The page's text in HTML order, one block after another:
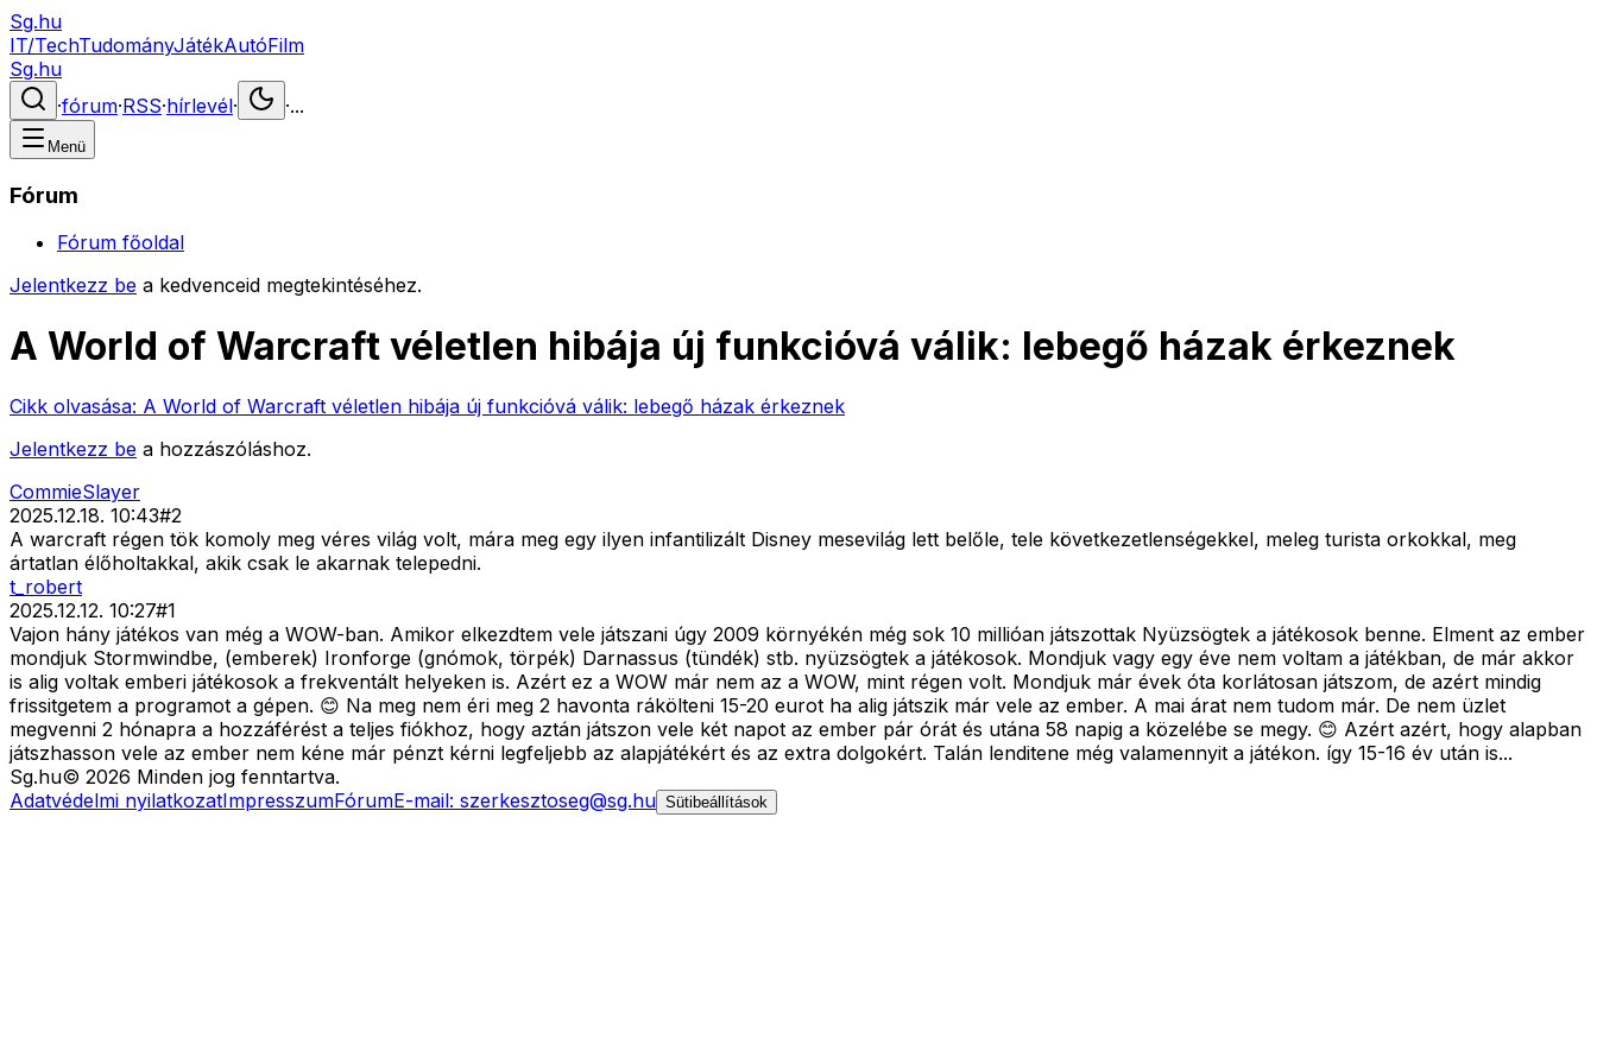
Sg.hu
IT/TechTudományJátékAutóFilm
Sg.hu
·fórum·RSS·hírlevél· ·...
Menü
Fórum
Fórum főoldal
Jelentkezz be a kedvenceid megtekintéséhez.
A World of Warcraft véletlen hibája új funkcióvá válik: lebegő házak érkeznek
Cikk olvasása: A World of Warcraft véletlen hibája új funkcióvá válik: lebegő házak érkeznek
Jelentkezz be a hozzászóláshoz.
CommieSlayer
2025.12.18. 10:43#2
A warcraft régen tök komoly meg véres világ volt, mára meg egy ilyen infantilizált Disney mesevilág lett belőle, tele következetlenségekkel, meleg turista orkokkal, meg
ártatlan élőholtakkal, akik csak le akarnak telepedni.
t_robert
2025.12.12. 10:27#1
Vajon hány játékos van még a WOW-ban. Amikor elkezdtem vele játszani úgy 2009 környékén még sok 10 millióan játszottak Nyüzsögtek a játékosok benne. Elment az ember
mondjuk Stormwindbe, (emberek) Ironforge (gnómok, törpék) Darnassus (tündék) stb. nyüzsögtek a játékosok. Mondjuk vagy egy éve nem voltam a játékban, de már akkor
is alig voltak emberi játékosok a frekventált helyeken is. Azért ez a WOW már nem az a WOW, mint régen volt. Mondjuk már évek óta korlátosan játszom, de azért mindig
frissitgetem a programot a gépen. 😊 Na meg nem éri meg 2 havonta rákölteni 15-20 eurot ha alig játszik már vele az ember. A mai árat nem tudom már. De nem üzlet
megvenni 2 hónapra a hozzáférést a teljes fiókhoz, hogy aztán játszon vele két napot az ember pár órát és utána 58 napig a közelébe se megy. 😊 Azért azért, hogy alapban
játszhasson vele az ember nem kéne már pénzt kérni legfeljebb az alapjátékért és az extra dolgokért. Talán lenditene még valamennyit a játékon. így 15-16 év után is...
Sg.hu© 2026 Minden jog fenntartva.
Adatvédelmi nyilatkozatImpresszumFórumE-mail: szerkesztoseg@sg.hu Sütibeállítások